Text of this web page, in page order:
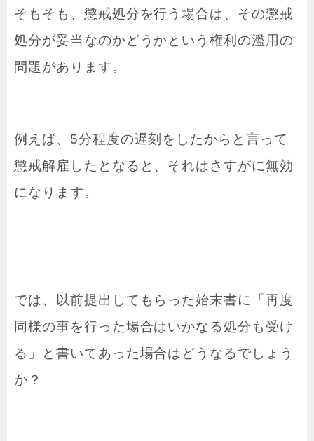
そもそも、懲戒処分を行う場合は、その懲戒
処分が妥当なのかどうかという権利の濫用の
問題があります。
例えば、5分程度の遅刻をしたからと言って
懲戒解雇したとなると、それはさすがに無効
になります。
では、以前提出してもらった始末書に「再度
同様の事を行った場合はいかなる処分も受け
る」と書いてあった場合はどうなるでしょう
か？